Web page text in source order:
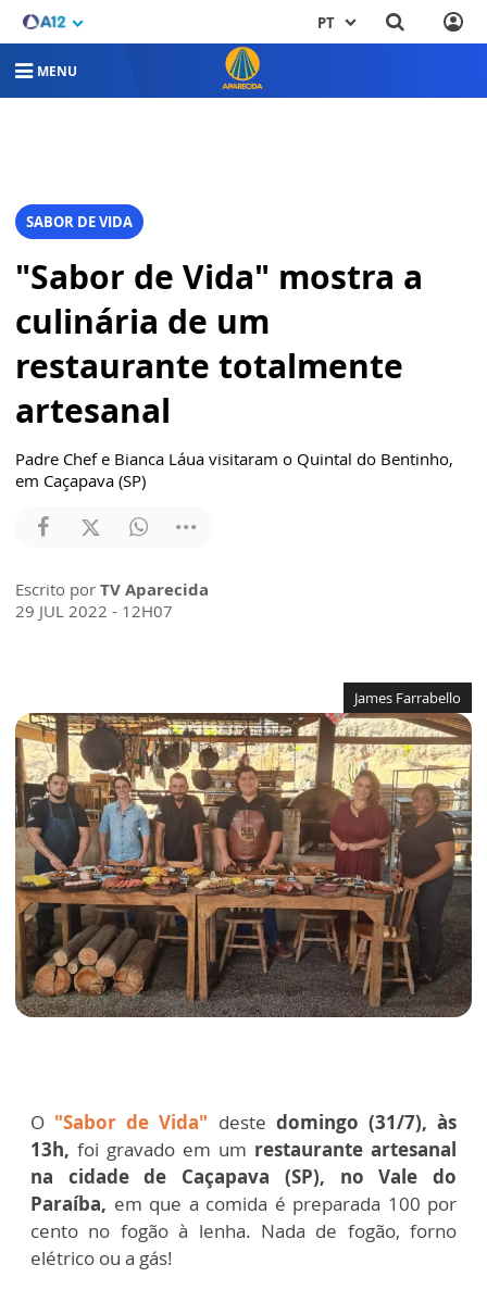
PT
MENU
SABOR DE VIDA
"Sabor de Vida" mostra a
culinária de um
restaurante totalmente
artesanal
Padre Chef e Bianca Láua visitaram o Quintal do Bentinho,
em Caçapava (SP)
Escrito por TV Aparecida
29 JUL 2022 - 12H07
James Farrabello
O "Sabor de Vida" deste domingo (31/7), às
13h, foi gravado em um restaurante artesanal
na cidade de Caçapava (SP), no Vale do
Paraíba, em que a comida é preparada 100 por
cento no fogão à lenha. Nada de fogão, forno
elétrico ou a gás!